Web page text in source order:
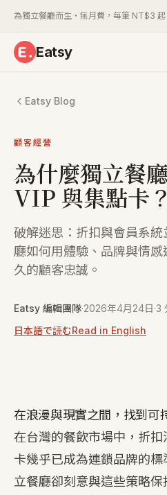
為獨立餐廳而生・無月費，每筆 NT$3 起
Eatsy
Eatsy Blog
顧客經營
為什麼獨立餐
VIP 與集點卡？
破解迷思：折扣與會員系
廳如何用體驗、品牌與情
久的顧客忠誠。
Eatsy 編輯團隊·2026年4月24日·3
日本語で読むRead in English
在浪漫與現實之間，找到可
在台灣的餐飲市場中，折
卡幾乎已成為連鎖品牌的
立餐廳卻刻意與這些策略